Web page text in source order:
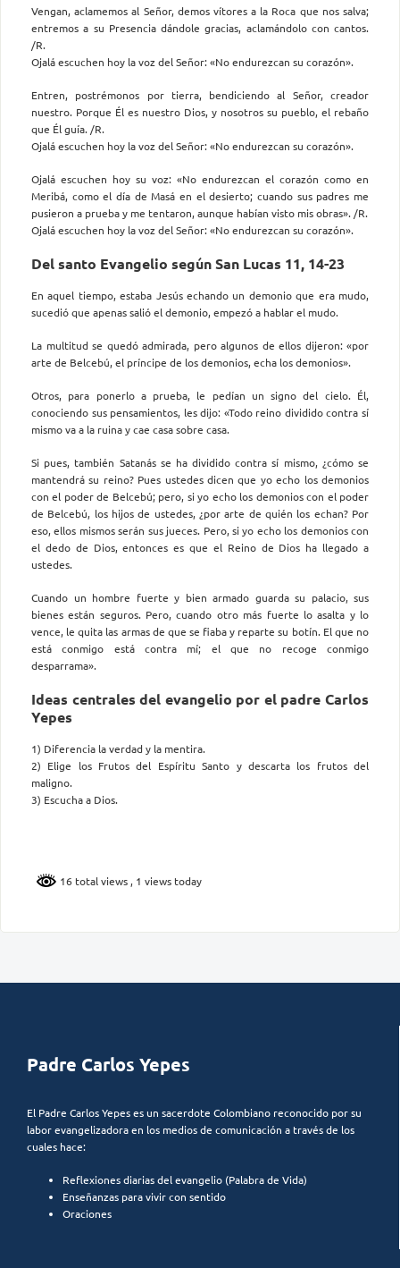
Vengan, aclamemos al Señor, demos vítores a la Roca que nos salva;
entremos a su Presencia dándole gracias, aclamándolo con cantos.
/R.
Ojalá escuchen hoy la voz del Señor: «No endurezcan su corazón».
Entren, postrémonos por tierra, bendiciendo al Señor, creador
nuestro. Porque Él es nuestro Dios, y nosotros su pueblo, el rebaño
que Él guía. /R.
Ojalá escuchen hoy la voz del Señor: «No endurezcan su corazón».
Ojalá escuchen hoy su voz: «No endurezcan el corazón como en
Meribá, como el día de Masá en el desierto; cuando sus padres me
pusieron a prueba y me tentaron, aunque habían visto mis obras». /R.
Ojalá escuchen hoy la voz del Señor: «No endurezcan su corazón».
Del santo Evangelio según San Lucas 11, 14-23
En aquel tiempo, estaba Jesús echando un demonio que era mudo,
sucedió que apenas salió el demonio, empezó a hablar el mudo.
La multitud se quedó admirada, pero algunos de ellos dijeron: «por
arte de Belcebú, el príncipe de los demonios, echa los demonios».
Otros, para ponerlo a prueba, le pedían un signo del cielo. Él,
conociendo sus pensamientos, les dijo: «Todo reino dividido contra sí
mismo va a la ruina y cae casa sobre casa.
Si pues, también Satanás se ha dividido contra sí mismo, ¿cómo se
mantendrá su reino? Pues ustedes dicen que yo echo los demonios
con el poder de Belcebú; pero, si yo echo los demonios con el poder
de Belcebú, los hijos de ustedes, ¿por arte de quién los echan? Por
eso, ellos mismos serán sus jueces. Pero, si yo echo los demonios con
el dedo de Dios, entonces es que el Reino de Dios ha llegado a
ustedes.
Cuando un hombre fuerte y bien armado guarda su palacio, sus
bienes están seguros. Pero, cuando otro más fuerte lo asalta y lo
vence, le quita las armas de que se fiaba y reparte su botín. El que no
está conmigo está contra mí; el que no recoge conmigo
desparrama».
Ideas centrales del evangelio por el padre Carlos
Yepes
1) Diferencia la verdad y la mentira.
2) Elige los Frutos del Espíritu Santo y descarta los frutos del
maligno.
3) Escucha a Dios.
16 total views , 1 views today
Padre Carlos Yepes
El Padre Carlos Yepes es un sacerdote Colombiano reconocido por su
labor evangelizadora en los medios de comunicación a través de los
cuales hace:
Reflexiones diarias del evangelio (Palabra de Vida)
Enseñanzas para vivir con sentido
Oraciones